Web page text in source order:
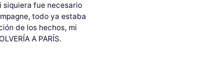
siquiera fue necesario
todo ya estaba
de los hechos, mi
A PARÍS.